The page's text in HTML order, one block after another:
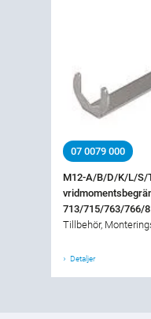
07 0079 000
M12-A/B/D/K/L/S/
713/715/763/766/
Tillbehör,
Detaljer